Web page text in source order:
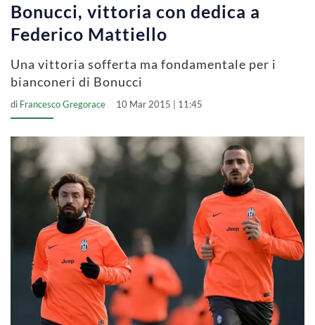
Bonucci, vittoria con dedica a
Federico Mattiello
Una vittoria sofferta ma fondamentale per i
bianconeri di Bonucci
di Francesco Gregorace 10 Mar 2015 | 11:45